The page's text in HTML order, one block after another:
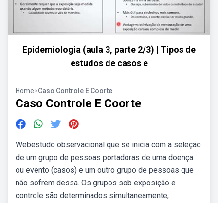
Epidemiologia (aula 3, parte 2/3) | Tipos de
estudos de casos e
Home>Caso Controle E Coorte
Caso Controle E Coorte
Webestudo observacional que se inicia com a seleção
de um grupo de pessoas portadoras de uma doença
ou evento (casos) e um outro grupo de pessoas que
não sofrem dessa. Os grupos sob exposição e
controle são determinados simultaneamente;